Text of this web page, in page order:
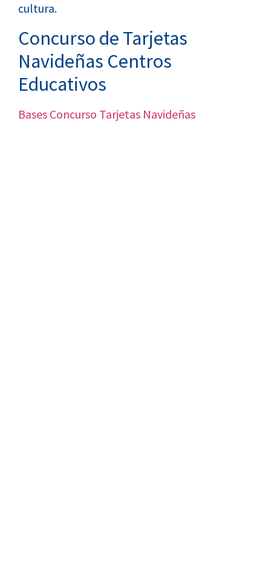
cultura.
Concurso de Tarjetas
Navideñas Centros
Educativos
Bases Concurso Tarjetas Navideñas